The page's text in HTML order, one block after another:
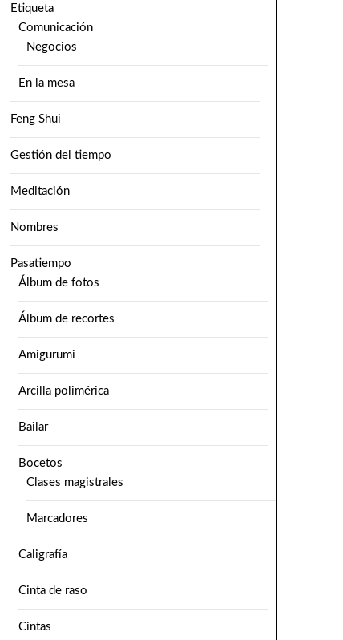
Etiqueta
Comunicación
Negocios
En la mesa
Feng Shui
Gestión del tiempo
Meditación
Nombres
Pasatiempo
Álbum de fotos
Álbum de recortes
Amigurumi
Arcilla polimérica
Bailar
Bocetos
Clases magistrales
Marcadores
Caligrafía
Cinta de raso
Cintas